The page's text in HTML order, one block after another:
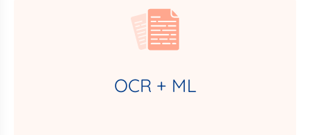
OCR + ML